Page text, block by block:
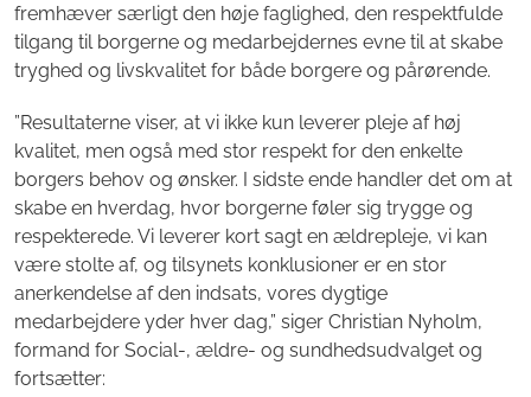
fremhæver særligt den høje faglighed, den respektfulde
tilgang til borgerne og medarbejdernes evne til at skabe
tryghed og livskvalitet for både borgere og pårørende.
”Resultaterne viser, at vi ikke kun leverer pleje af høj
kvalitet, men også med stor respekt for den enkelte
borgers behov og ønsker. I sidste ende handler det om at
skabe en hverdag, hvor borgerne føler sig trygge og
respekterede. Vi leverer kort sagt en ældrepleje, vi kan
være stolte af, og tilsynets konklusioner er en stor
anerkendelse af den indsats, vores dygtige
medarbejdere yder hver dag,” siger Christian Nyholm,
formand for Social-, ældre- og sundhedsudvalget og
fortsætter: